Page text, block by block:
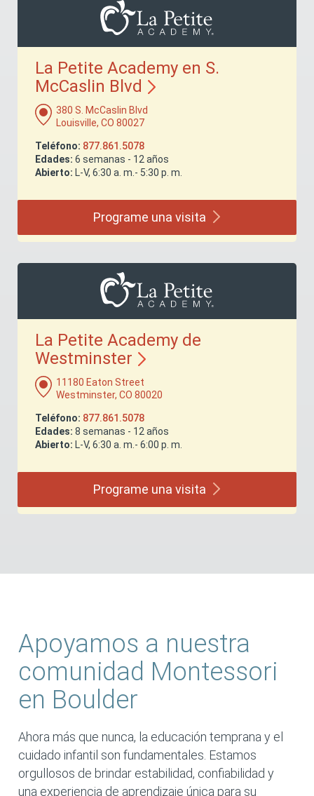
La Petite Academy en S.
McCaslin Blvd
380 S. McCaslin Blvd
Louisville, CO 80027
Teléfono: 877.861.5078
Edades: 6 semanas - 12 años
Abierto: L-V, 6:30 a. m.- 5:30 p. m.
Programe una visita
La Petite Academy de
Westminster
11180 Eaton Street
Westminster, CO 80020
Teléfono: 877.861.5078
Edades: 8 semanas - 12 años
Abierto: L-V, 6:30 a. m.- 6:00 p. m.
Programe una visita
Apoyamos a nuestra
comunidad Montessori
en Boulder
Ahora más que nunca, la educación temprana y el
cuidado infantil son fundamentales. Estamos
orgullosos de brindar estabilidad, confiabilidad y
una experiencia de aprendizaje única para su